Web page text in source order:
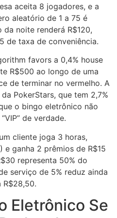
aceita 8 jogadores, e a
aleatório de 1 a 75 é
noite renderá R$120,
de taxa de conveniência.
favors a 0,4% house
R$500 ao longo de uma
de terminar no vermelho. A
PokerStars, que tem 2,7%
o bingo eletrônico não
de verdade.
cliente joga 3 horas,
ganha 2 prêmios de R$15
representa 50% do
serviço de 5% reduz ainda
R$28,50.
Eletrônico Se